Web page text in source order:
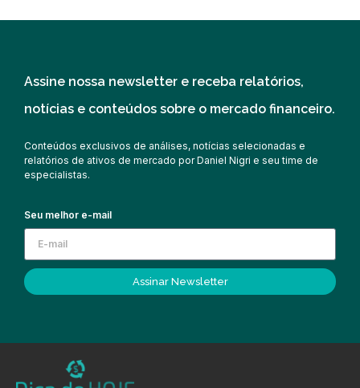
Assine nossa newsletter e receba relatórios,
notícias e conteúdos sobre o mercado financeiro.
Conteúdos exclusivos de análises, notícias selecionadas e
relatórios de ativos de mercado por Daniel Nigri e seu time de
especialistas.
Seu melhor e-mail
Assinar Newsletter